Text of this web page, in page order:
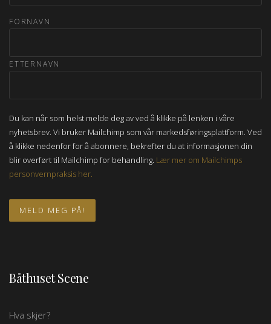
FORNAVN
ETTERNAVN
Du kan når som helst melde deg av ved å klikke på lenken i våre
nyhetsbrev. Vi bruker Mailchimp som vår markedsføringsplattform. Ved
å klikke nedenfor for å abonnere, bekrefter du at informasjonen din
blir overført til Mailchimp for behandling. Lær mer om Mailchimps
personvernpraksis her.
Båthuset Scene
Hva skjer?